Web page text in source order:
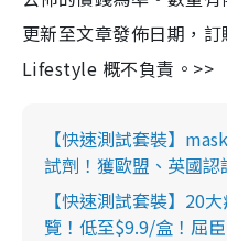
更新至文章發佈日期，
Lifestyle 概不負責。>>
【快速測試套裝】
試劑！獲歐盟、英國
【快速測試套裝】20
覽！低至$9.9/盒！屈